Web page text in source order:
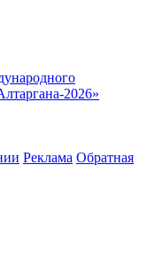
2026»
Реклама Обратная